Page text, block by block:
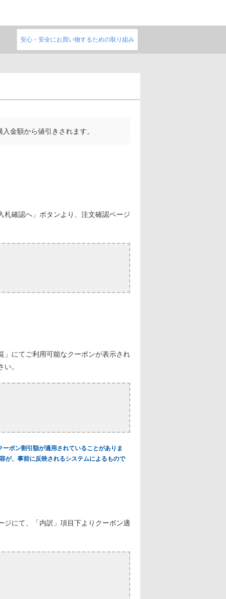
安心・安全にお買い物するための取り組み
金額から値引きされます。
確認へ」ボタンより、注文確認ページ
にてご利用可能なクーポンが表示され
。
ポン割引額が適用されていることがありま
が、事前に反映されるシステムによるもので
にて、「内訳」項目下よりクーポン適